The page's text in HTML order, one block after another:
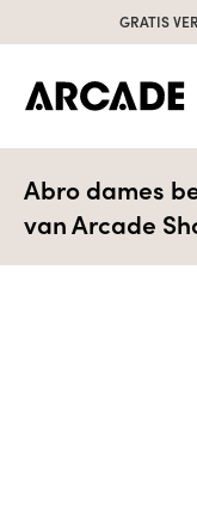
GRATIS
Abro dames
van Arcade